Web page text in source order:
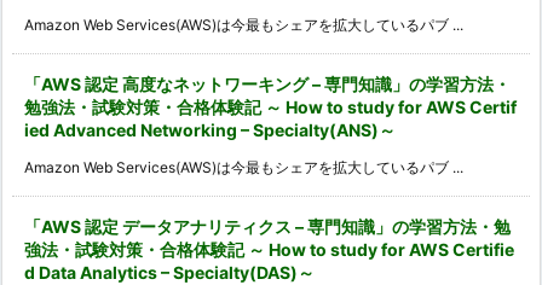
Amazon Web Services(AWS)は今最もシェアを拡大しているパブ ...
「AWS 認定 高度なネットワーキング – 専門知識」の学習方法・
勉強法・試験対策・合格体験記 ～ How to study for AWS Certif
ied Advanced Networking – Specialty(ANS)～
Amazon Web Services(AWS)は今最もシェアを拡大しているパブ ...
「AWS 認定 データアナリティクス – 専門知識」の学習方法・勉
強法・試験対策・合格体験記 ～ How to study for AWS Certifie
d Data Analytics – Specialty(DAS)～